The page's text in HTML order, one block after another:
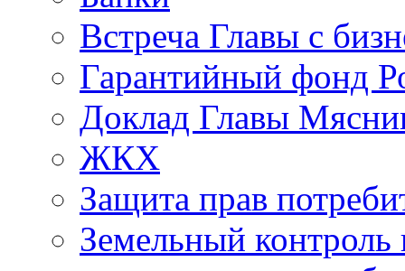
Встреча Главы с
Гарантийный фонд
Доклад Главы
ЖКХ
Защита прав
Земельный контроль